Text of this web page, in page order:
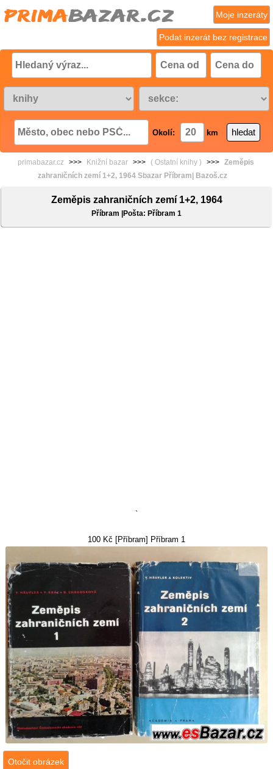
Podat inzerát bez registrace
Moje inzeráty
Okolí: km
primabazar.cz >>> Knižní bazar >>> ( Ostatní knihy ) >>> Zeměpis
zahraničních zemí 1+2, 1964 Sbazar Příbram| Bazoš.cz
Zeměpis zahraničních zemí 1+2, 1964
Příbram |Pošta: Příbram 1
`
100 Kč [Příbram] Příbram 1
Otočit obrázek